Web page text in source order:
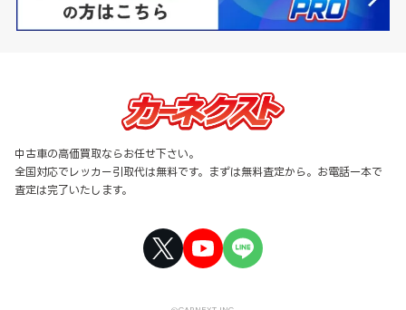
中古車の高価買取ならお任せ下さい。
全国対応でレッカー引取代は無料です。まずは無料査定から。お電話一本で
査定は完了いたします。